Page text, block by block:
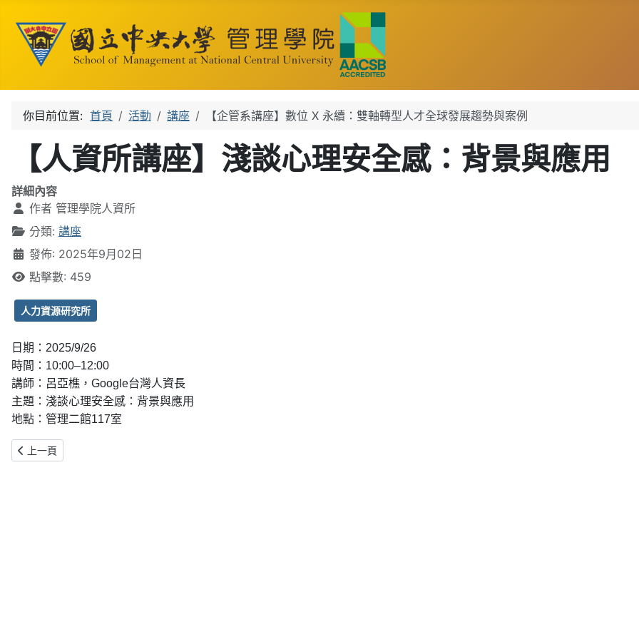
你目前位置: 首頁 活動 講座 【企管系講座】數位 X 永續：雙軸轉型人才全球發展趨勢與案例
【人資所講座】淺談心理安全感：背景與應用
詳細內容
作者 管理學院人資所
分類: 講座
發佈: 2025年9月02日
點擊數: 459
人力資源研究所
日期：2025/9/26
時間： 10:00–12:00
講師：呂亞樵，Google台灣人資長
主題：淺談心理安全感：背景與應用
地點：管理二館117室
上一篇文章: 【財金系講座】The Double-Edged Role of Artificial Intelligence in Corporate Decarbonization
上一頁